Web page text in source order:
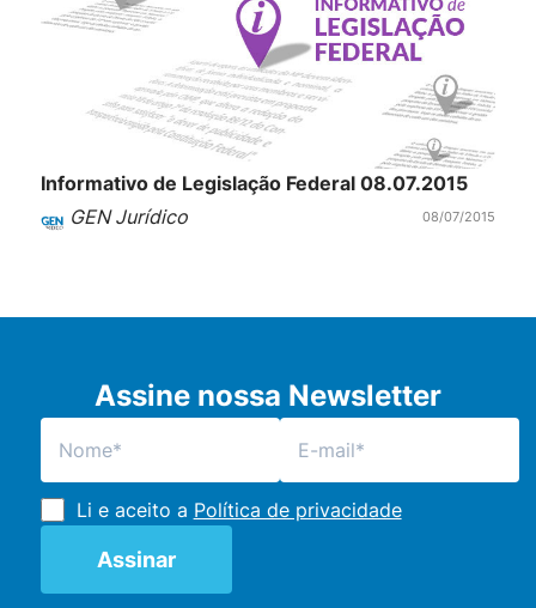
Informativo de Legislação Federal 08.07.2015
GEN Jurídico
08/07/2015
Assine nossa Newsletter
Li e aceito a Política de privacidade